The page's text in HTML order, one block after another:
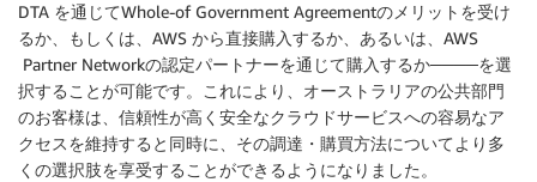
DTA を通じてWhole-of Government Agreementのメリットを受け
るか、もしくは、AWS から直接購入するか、あるいは、AWS
Partner Networkの認定パートナーを通じて購入するか────を選
択することが可能です。これにより、オーストラリアの公共部門
のお客様は、信頼性が高く安全なクラウドサービスへの容易なア
クセスを維持すると同時に、その調達・購買方法についてより多
くの選択肢を享受することができるようになりました。